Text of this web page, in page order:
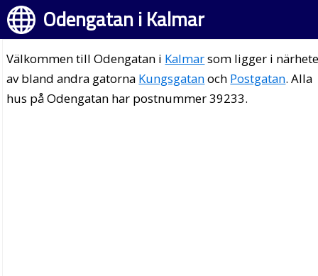
Odengatan i Kalmar
Välkommen till Odengatan i Kalmarsom ligger i
av bland andra gatorna Kungsgatanoch Postgatan. Alla
hus på Odengatan har postnummer 39233.